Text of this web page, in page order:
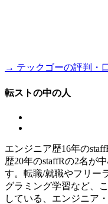
→ テックゴーの評判・
転ストの中の人
エンジニア歴16年の
歴20年のstaffRの2名が
す。転職/就職やフリー
グラミング学習など、
している、エンジニア